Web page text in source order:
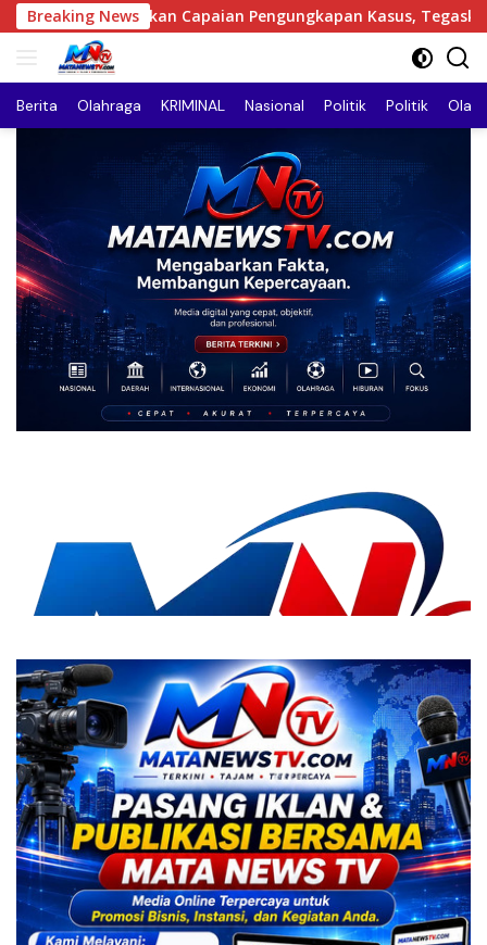
Langsung
ke
Breaking News
Capaian Pengungkapan Kasus, Tegaskan Komitmen
Berita Olahraga KRIMINAL Nasional Politik Politik